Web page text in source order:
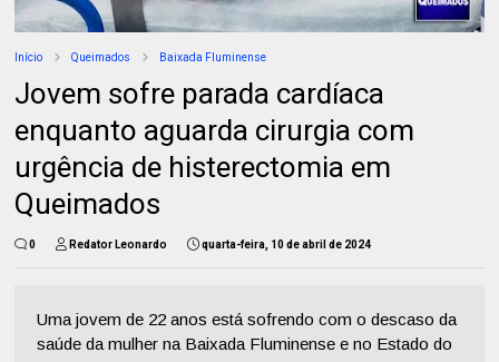
Início Queimados Baixada Fluminense
Jovem sofre parada cardíaca
enquanto aguarda cirurgia com
urgência de histerectomia em
Queimados
0 Redator Leonardo quarta-feira, 10 de abril de 2024
Uma jovem de 22 anos está sofrendo com o descaso da
saúde da mulher na Baixada Fluminense e no Estado do